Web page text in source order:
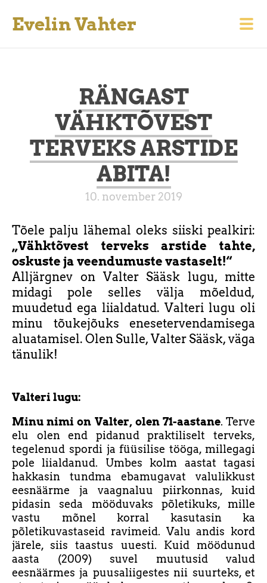
Evelin Vahter
RÄNGAST
VÄHKTÕVEST
TERVEKS ARSTIDE
ABITA!
10. november 2019
Tõele palju lähemal oleks siiski pealkiri:
„Vähktõvest terveks arstide tahte,
oskuste ja veendumuste vastaselt!“
Alljärgnev on Valter Sääsk lugu, mitte
midagi pole selles välja mõeldud,
muudetud ega liialdatud. Valteri lugu oli
minu tõukejõuks enesetervendamisega
aluatamisel. Olen Sulle, Valter Sääsk, väga
tänulik!
Valteri lugu:
Minu nimi on Valter, olen 71-aastane. Terve
elu olen end pidanud praktiliselt terveks,
tegelenud spordi ja füüsilise tööga, millegagi
pole liialdanud. Umbes kolm aastat tagasi
hakkasin tundma ebamugavat valulikkust
eesnäärme ja vaagnaluu piirkonnas, kuid
pidasin seda mööduvaks põletikuks, mille
vastu mõnel korral kasutasin ka
põletikuvastaseid ravimeid. Valu andis kord
järele, siis taastus uuesti. Kuid möödunud
aasta (2009) suvel muutusid valud
eesnäärmes ja puusaliigestes nii suurteks, et